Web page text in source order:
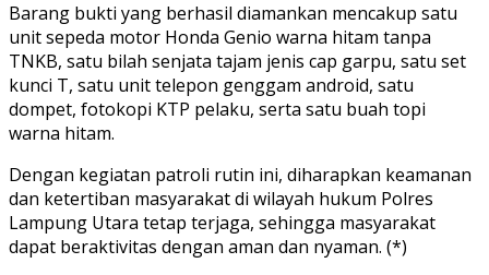
Barang bukti yang berhasil diamankan mencakup satu
unit sepeda motor Honda Genio warna hitam tanpa
TNKB, satu bilah senjata tajam jenis cap garpu, satu set
kunci T, satu unit telepon genggam android, satu
dompet, fotokopi KTP pelaku, serta satu buah topi
warna hitam.
Dengan kegiatan patroli rutin ini, diharapkan keamanan
dan ketertiban masyarakat di wilayah hukum Polres
Lampung Utara tetap terjaga, sehingga masyarakat
dapat beraktivitas dengan aman dan nyaman. (*)